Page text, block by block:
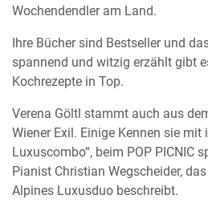
Wochendendler am Land.
Ihre Bücher sind Bestseller und
spannend und witzig erzählt gibt
Kochrezepte in Top.
Verena Göltl stammt auch aus
Wiener Exil. Einige Kennen sie mit
Luxuscombo“, beim POP PICNIC
Pianist Christian Wegscheider,
Alpines Luxusduo beschreibt.